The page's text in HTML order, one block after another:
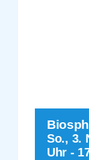
So., 3.
Uhr -